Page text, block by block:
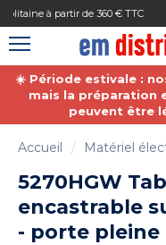
Paiement sécurisé
☀️ Période estivale :
mais la préparation
peuvent être
Accueil Matériel
5270HGW
encastrable
- porte pleine
Gestion des cookies